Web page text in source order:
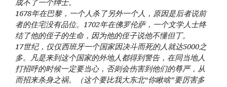
成不了一个绅士。
1678年在巴黎，一个人杀了另外一个人，原因是后者说前
者的住宅没有品位。1702年在佛罗伦萨，一个文学人士终
结了他的侄子的生命，因为他的侄子说他不懂但丁。
17世纪，仅仅西班牙一个国家因决斗而死的人就达5000之
多。凡是来到这个国家的外地人都得到警告，在同当地人
打招呼的时候一定要当心，否则会伤害到他们的尊严，从
而招来杀身之祸。（这个要比我大东北“你瞅啥”要厉害多